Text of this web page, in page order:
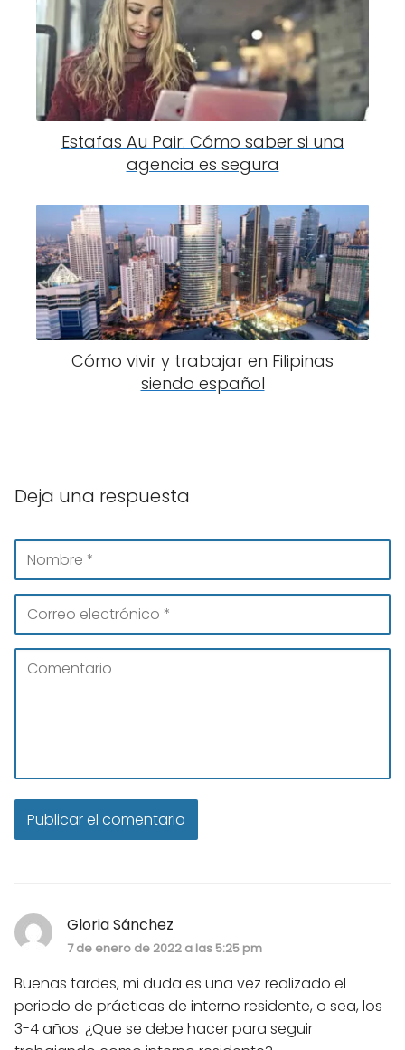
Estafas Au Pair: Cómo saber si una
agencia es segura
Cómo vivir y trabajar en Filipinas
siendo español
Gloria Sánchez
7 de enero de 2022 a las 5:25 pm
Buenas tardes, mi duda es una vez realizado el
periodo de prácticas de interno residente, o sea, los
3-4 años. ¿Que se debe hacer para seguir
Deja una respuesta